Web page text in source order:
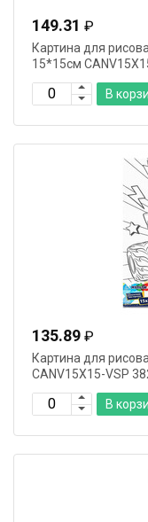
149.31 ₽
Картина для
15*15см
В
135.89 ₽
Картина для
CANV15X15-VSP
В